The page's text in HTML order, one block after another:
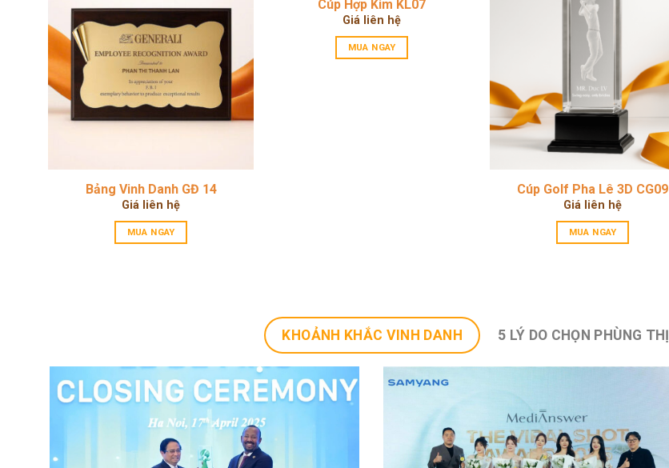
Cúp Hợp Kim KL07
Giá liên hệ
MUA NGAY
Bảng Vinh Danh GĐ 14
Giá liên hệ
MUA NGAY
Cúp Golf Pha Lê 3D CG09
Giá liên hệ
MUA NGAY
KHOẢNH KHẮC VINH DANH 5 LÝ DO CHỌN PHÙNG THỊ